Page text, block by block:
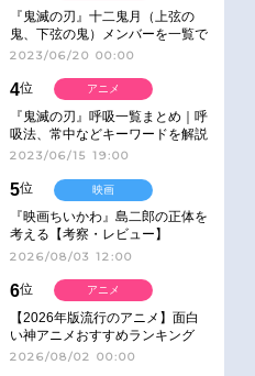
『鬼滅の刃』十二鬼月（上弦の
鬼、下弦の鬼）メンバーを一覧で
紹介＆解説（登場鬼の情報まと
2023/06/20 00:00
4位
『鬼滅の刃』呼吸一覧まとめ｜呼
吸法、常中などキーワードを解説
2023/06/15 19:00
アニメ
5位
『映画ちいかわ』島二郎の正体を
考える【考察・レビュー】
2026/08/03 12:00
映画
6位
【2026年版流行のアニメ】面白
い神アニメおすすめランキング
【名作・話題作】｜ジャンル別人
2026/08/02 00:00
アニメ